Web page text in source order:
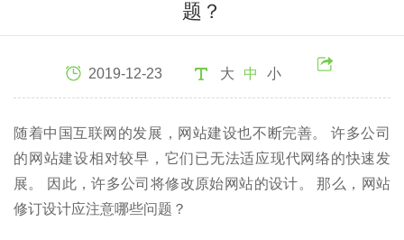
题？
2019-12-23 大 中 小
随着中国互联网的发展，网站建设也不断完善。 许多公司
的网站建设相对较早，它们已无法适应现代网络的快速发
展。 因此，许多公司将修改原始网站的设计。 那么，网站
修订设计应注意哪些问题？